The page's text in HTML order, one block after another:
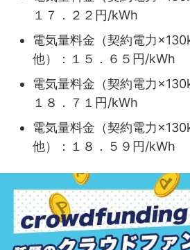
１７．２２円/kWh
電気量料金（契約電力
他）：１５．６５円/kWh
電気量料金（契約電力
１８．７１円/kWh
電気量料金（契約電力
他）：１８．５９円/kWh